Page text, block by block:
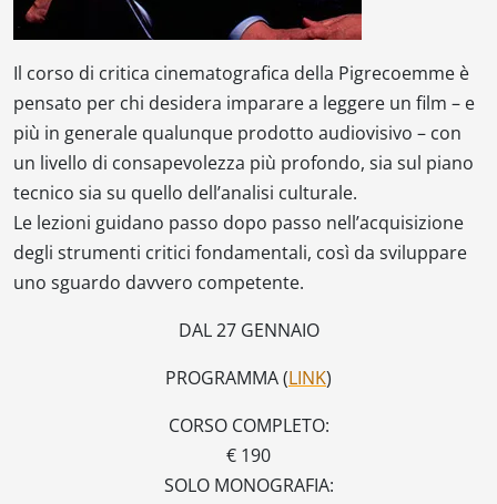
Il corso di critica cinematografica della Pigrecoemme è
pensato per chi desidera imparare a leggere un film – e
più in generale qualunque prodotto audiovisivo – con
un livello di consapevolezza più profondo, sia sul piano
tecnico sia su quello dell’analisi culturale.
Le lezioni guidano passo dopo passo nell’acquisizione
degli strumenti critici fondamentali, così da sviluppare
uno sguardo davvero competente.
DAL 27 GENNAIO
PROGRAMMA (LINK)
CORSO COMPLETO:
€ 190
SOLO MONOGRAFIA: